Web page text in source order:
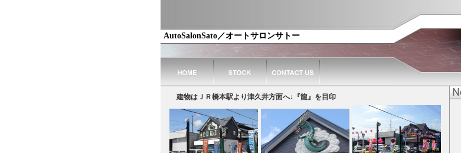
AutoSalonSato／オートサロンサトー
建物はＪＲ橋本駅より津久井方面へ↓『龍』を目印